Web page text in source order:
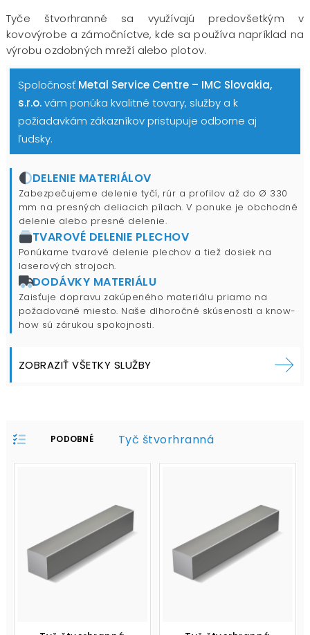
Tyče štvorhranné sa využívajú predovšetkým v
kovovýrobe a zámočníctve, kde sa používa napríklad na
výrobu ozdobných mreží alebo plotov.
Spoločnosť Metal Service Centre – IMC Slovakia,
s.r.o.vám ponúka kvalitné tovary, služby a k
požiadavkám zákazníkov pristupuje odborne aj
ľudsky.
DELENIE MATERIÁLOV
Zabezpečujeme delenie tyčí, rúr a profilov až do Ø 330
mm na presných deliacich pílach. V ponuke je obchodné
delenie alebo presné delenie.
TVAROVÉ DELENIE PLECHOV
Ponúkame tvarové delenie plechov a tiež dosiek na
laserových strojoch.
DODÁVKY MATERIÁLU
Zaisťuje dopravu zakúpeného materiálu priamo na
požadované miesto. Naše dlhoročné skúsenosti a know-
how sú zárukou spokojnosti.
ZOBRAZIŤ VŠETKY SLUŽBY
PODOBNÉ
PROFILE:
Tyč štvorhranná